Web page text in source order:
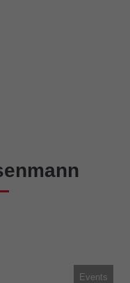
Events